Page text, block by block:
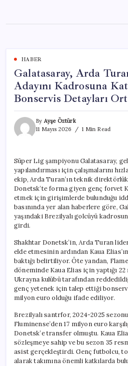
content
HABER
Galatasaray, Arda
Adayını Kadrosuna
Bonservis Detayları
By Ayşe Öztürk
11 Mayıs 2026
1 Min Read
Süper Lig şampiyonu Galatasaray,
yapılandırması için çalışmalarını
ekip, Arda Turan’ın teknik direktörlük
Donetsk’te forma giyen genç forvet
etmek için girişimlerde bulunduğu
basınında yer alan haberlere göre,
yaşındaki Brezilyalı golcüyü
girdi.
Shakhtar Donetsk’in, Arda Turan
elde etmesinin ardından Kaua
baktığı belirtiliyor. Öte yandan,
döneminde Kaua Elias için yaptığı
Ukrayna kulübü tarafından
genç yetenek için talep ettiği
milyon euro olduğu ifade ediliyor.
Brezilyalı santrfor, 2024-2025
Fluminense’den 17 milyon euro
Donetsk’e transfer olmuştu. Kaua
sözleşmeye sahip ve bu sezon 35
asist gerçekleştirdi. Genç futbolcu,
alarak takımına önemli katkılarda